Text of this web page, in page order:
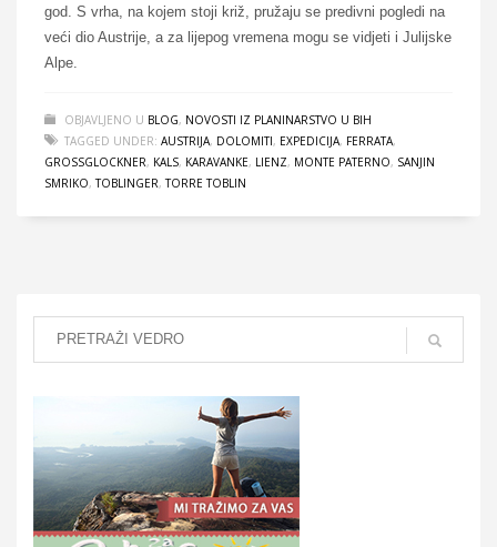
god. S vrha, na kojem stoji križ, pružaju se predivni pogledi na
veći dio Austrije, a za lijepog vremena mogu se vidjeti i Julijske
Alpe.
OBJAVLJENO U BLOG, NOVOSTI IZ PLANINARSTVO U BIH
TAGGED UNDER: AUSTRIJA, DOLOMITI, EXPEDICIJA, FERRATA,
GROSSGLOCKNER, KALS, KARAVANKE, LIENZ, MONTE PATERNO, SANJIN
SMRIKO,TOBLINGER,TORRE TOBLIN